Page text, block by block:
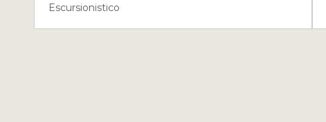
Escursionistico